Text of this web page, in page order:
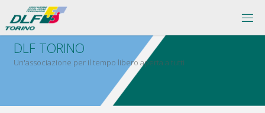
contenuto
DLF TORINO
Un'associazione per il tempo libero aperta a tutti